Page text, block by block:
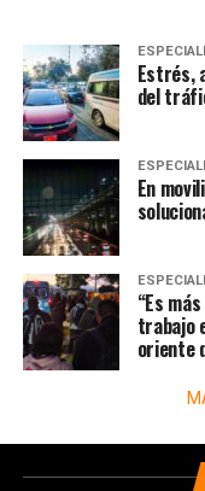
Estrés,
del
En
“Es
trabajo
oriente